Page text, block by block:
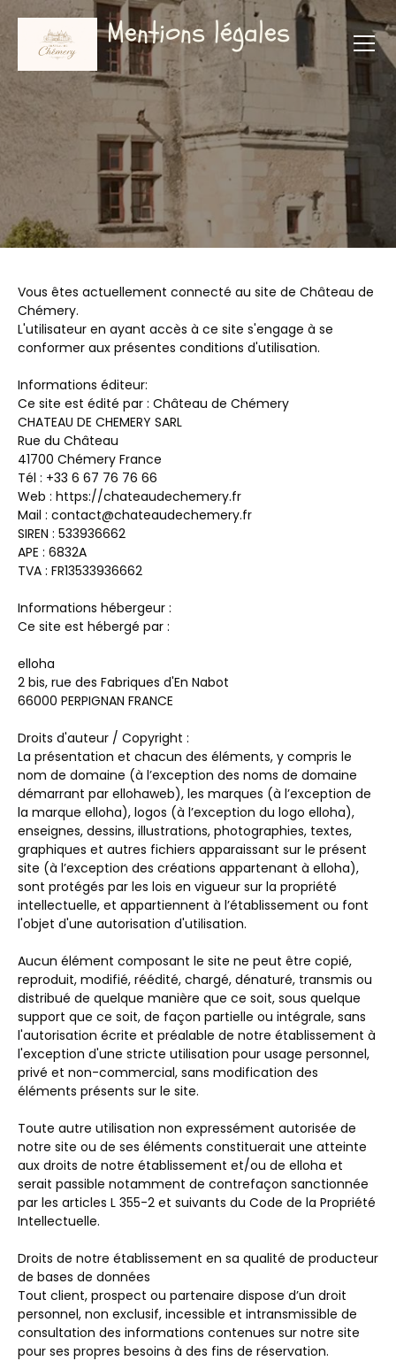
Mentions légales
Vous êtes actuellement connecté au site de Château de
Chémery.
L'utilisateur en ayant accès à ce site s'engage à se
conformer aux présentes conditions d'utilisation.
Informations éditeur:
Ce site est édité par : Château de Chémery
CHATEAU DE CHEMERY SARL
Rue du Château
41700 Chémery France
Tél : +33 6 67 76 76 66
Web : https://chateaudechemery.fr
Mail : contact@chateaudechemery.fr
SIREN : 533936662
APE : 6832A
TVA : FR13533936662
Informations hébergeur :
Ce site est hébergé par :
elloha
2 bis, rue des Fabriques d'En Nabot
66000 PERPIGNAN FRANCE
Droits d'auteur / Copyright :
La présentation et chacun des éléments, y compris le
nom de domaine (à l’exception des noms de domaine
démarrant par ellohaweb), les marques (à l’exception de
la marque elloha), logos (à l’exception du logo elloha),
enseignes, dessins, illustrations, photographies, textes,
graphiques et autres fichiers apparaissant sur le présent
site (à l’exception des créations appartenant à elloha),
sont protégés par les lois en vigueur sur la propriété
intellectuelle, et appartiennent à l’établissement ou font
l'objet d'une autorisation d'utilisation.
Aucun élément composant le site ne peut être copié,
reproduit, modifié, réédité, chargé, dénaturé, transmis ou
distribué de quelque manière que ce soit, sous quelque
support que ce soit, de façon partielle ou intégrale, sans
l'autorisation écrite et préalable de notre établissement à
l'exception d'une stricte utilisation pour usage personnel,
privé et non-commercial, sans modification des
éléments présents sur le site.
Toute autre utilisation non expressément autorisée de
notre site ou de ses éléments constituerait une atteinte
aux droits de notre établissement et/ou de elloha et
serait passible notamment de contrefaçon sanctionnée
par les articles L 355-2 et suivants du Code de la Propriété
Intellectuelle.
Droits de notre établissement en sa qualité de producteur
de bases de données
Tout client, prospect ou partenaire dispose d’un droit
personnel, non exclusif, incessible et intransmissible de
consultation des informations contenues sur notre site
pour ses propres besoins à des fins de réservation.